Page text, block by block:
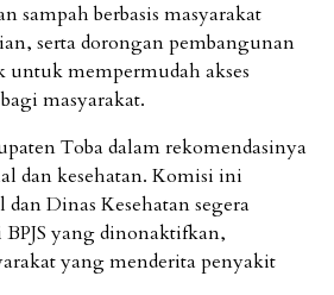
sampah berbasis masyarakat
serta dorongan pembangunan
untuk mempermudah akses
masyarakat.
Toba dalam rekomendasinya
dan kesehatan. Komisi ini
Dinas Kesehatan segera
yang dinonaktifkan,
yang menderita penyakit